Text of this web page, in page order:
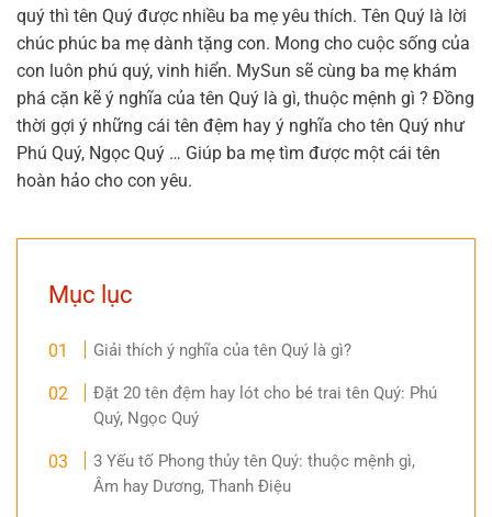
quý thì tên Quý được nhiều ba mẹ yêu thích. Tên Quý là lời
chúc phúc ba mẹ dành tặng con. Mong cho cuộc sống của
con luôn phú quý, vinh hiển. MySun sẽ cùng ba mẹ khám
phá cặn kẽ ý nghĩa của tên Quý là gì, thuộc mệnh gì ? Đồng
thời gợi ý những cái tên đệm hay ý nghĩa cho tên Quý như
Phú Quý, Ngọc Quý … Giúp ba mẹ tìm được một cái tên
hoàn hảo cho con yêu.
Mục lục
Giải thích ý nghĩa của tên Quý là gì?
Đặt 20 tên đệm hay lót cho bé trai tên Quý: Phú
Quý, Ngọc Quý
3 Yếu tố Phong thủy tên Quý: thuộc mệnh gì,
Âm hay Dương, Thanh Điệu